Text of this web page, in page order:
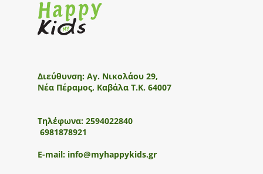
Διεύθυνση: Αγ. Νικολάου 29,
Νέα Πέραμος, Καβάλα Τ.Κ. 64007
Τηλέφωνα: 2594022840
6981878921
E-mail: info@myhappykids.gr